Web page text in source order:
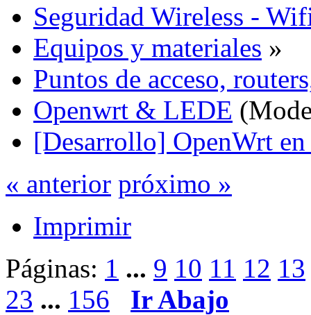
Seguridad Wireless -
Equipos y materiales »
Puntos de acceso,
Openwrt & LEDE
[Desarrollo] OpenWrt
« anterior próximo »
Imprimir
Páginas: 1 ... 9 10 11 12 13
23 ... 156 Ir Abajo